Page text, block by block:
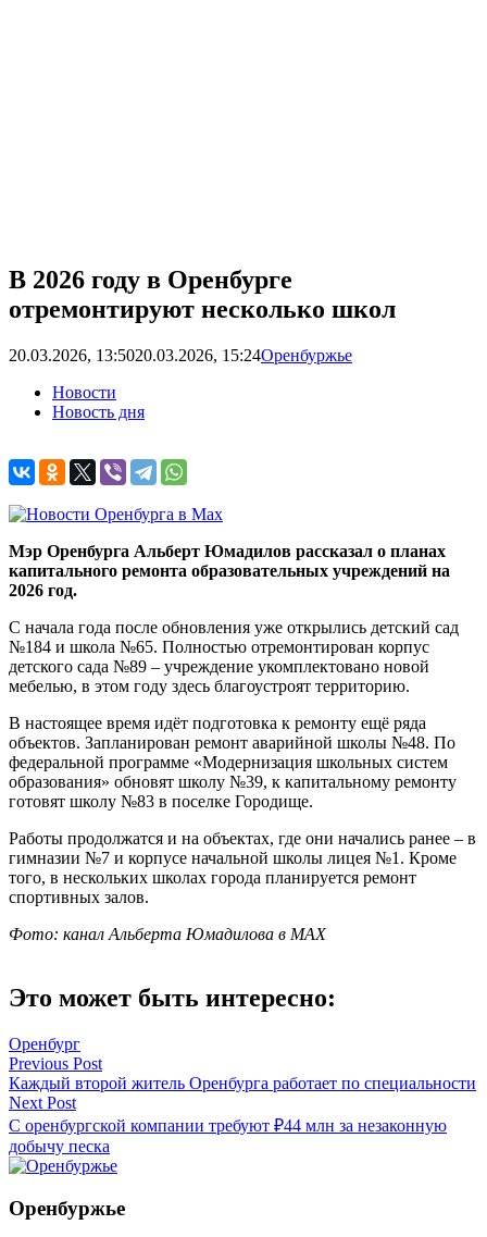
В 2026 году в Оренбурге
отремонтируют несколько школ
20.03.2026, 13:5020.03.2026, 15:24Оренбуржье
Новости
Новость дня
Мэр Оренбурга Альберт Юмадилов рассказал о планах
капитального ремонта образовательных учреждений на
2026 год.
С начала года после обновления уже открылись детский сад
№184 и школа №65. Полностью отремонтирован корпус
детского сада №89 – учреждение укомплектовано новой
мебелью, в этом году здесь благоустроят территорию.
В настоящее время идёт подготовка к ремонту ещё ряда
объектов. Запланирован ремонт аварийной школы №48. По
федеральной программе «Модернизация школьных систем
образования» обновят школу №39, к капитальному ремонту
готовят школу №83 в поселке Городище.
Работы продолжатся и на объектах, где они начались ранее – в
гимназии №7 и корпусе начальной школы лицея №1. Кроме
того, в нескольких школах города планируется ремонт
спортивных залов.
Фото: канал Альберта Юмадилова в MAX
Это может быть интересно:
Оренбург
Навигация
по
записям
Previous Post
Каждый второй житель Оренбурга работает по специальности
Next Post
С оренбургской компании требуют ₽44 млн за незаконную
добычу песка
Оренбуржье